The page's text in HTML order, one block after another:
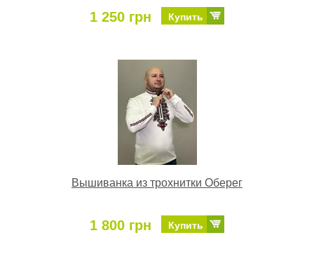
1 250 грн Купить
Вышиванка из трохнитки Оберег
1 800 грн Купить